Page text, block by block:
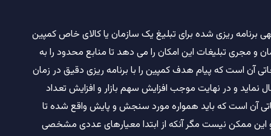
برنامه ریزی شده برای تبلیغ یک سازمان یا کالای خاص کمپین
و مجری تبلیغات این امکان را می دهد تا منابع محدود را به
آن است که پیام هدف کمپین را با برنامه ریزی دقیق در زمان
و در نهایت موجب افزایش سهم بازار و افزایش تعداد
آن است که باید همواره مورد سنجش و پایش واقع شده تا
و این ممکن نیست مگر آنکه از ابتدا معیارهای عددی مشخصی